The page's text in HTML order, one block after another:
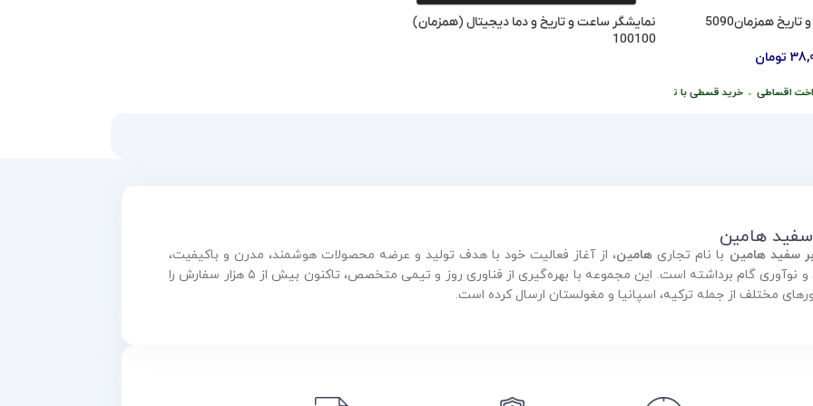
اقساطی • خرید قسطی با ترب‌پی بدون کارمزد
همزمان5090
تومان
نمایشگر ساعت و تاریخ و دما دیجیتال (همزمان)
100100
سفید هامین
سفید هامین با نام تجاری هامین، از آغاز فعالیت خود با هدف تولید و عرضه محصولات هوشمند، مدرن و باکیفیت،
همواره در مسیر رشد و نوآوری گام برداشته است. این مجموعه با بهره‌گیری از فناوری روز و تیمی متخصص، تاکنون بیش از ۵ هزار سفارش را
مختلف از جمله ترکیه، اسپانیا و مغولستان ارسال کرده است.